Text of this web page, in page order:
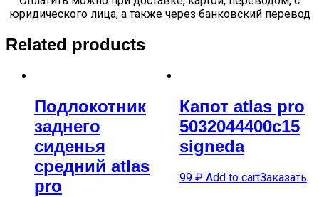
юридического лица, а также через банковский перевод
Related products
Подлокотник
заднего
сиденья
средний atlas
pro
Капот atlas pro
5032044400c15
signeda
99 ₽ Add to cartЗаказать